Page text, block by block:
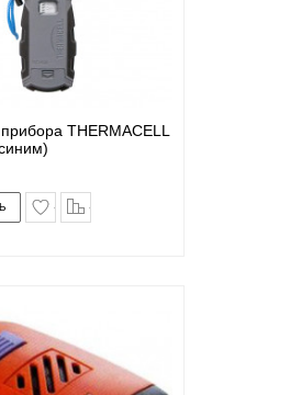
THERMACELL
в закладки